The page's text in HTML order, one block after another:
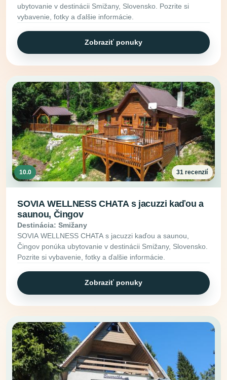
ubytovanie v destinácii Smižany, Slovensko. Pozrite si
vybavenie, fotky a ďalšie informácie.
Zobraziť ponuky
10.0 31 recenzií
SOVIA WELLNESS CHATA s jacuzzi kaďou a
saunou, Čingov
Destinácia: Smižany
SOVIA WELLNESS CHATA s jacuzzi kaďou a saunou,
Čingov ponúka ubytovanie v destinácii Smižany, Slovensko.
Pozrite si vybavenie, fotky a ďalšie informácie.
Zobraziť ponuky